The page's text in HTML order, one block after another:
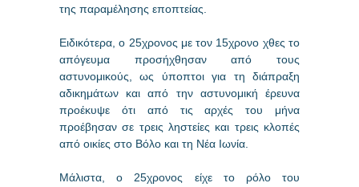
της παραμέλησης εποπτείας.
Ειδικότερα, ο 25χρονος με τον 15χρονο χθες το
απόγευμα προσήχθησαν από τους
αστυνομικούς, ως ύποπτοι για τη διάπραξη
αδικημάτων και από την αστυνομική έρευνα
προέκυψε ότι από τις αρχές του μήνα
προέβησαν σε τρεις ληστείες και τρεις κλοπές
από οικίες στο Βόλο και τη Νέα Ιωνία.
Μάλιστα, ο 25χρονος είχε το ρόλο του